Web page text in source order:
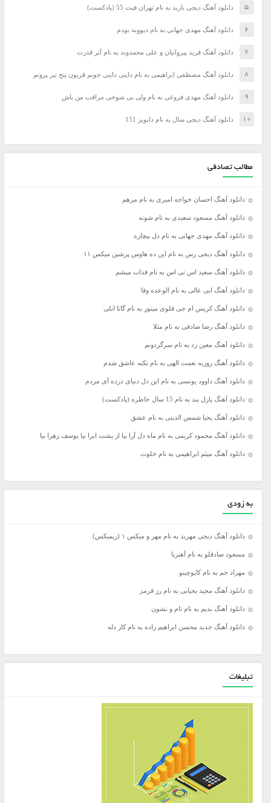
دانلود آهنگ دیجی باربد به نام تهران فیت 55 (پادکست)
دانلود آهنگ مهدی جهانی به نام دیوونه بودم
دانلود آهنگ فرید پیروانیان و علی محمدوند به نام اَبَر قدرت
دانلود آهنگ مصطفی ابراهیمی به نام داینی داینی جونم قربون پنج تیر پرونم
دانلود آهنگ مهدی فروغی به نام ولی بی شوخی مراقب من باش
دانلود آهنگ دیجی سال به نام دابویز 151
مطالب تصادفی
دانلود آهنگ احسان خواجه امیری به نام مرهم
دانلود آهنگ مسعود سعیدی به نام شونه
دانلود آهنگ مهدی جهانی به نام دل بیچاره
دانلود آهنگ دیجی رس به نام این ده هاوس پرشین میکس ۱۱
دانلود آهنگ سعید اس تی اس به نام فدات میشم
دانلود آهنگ ابی عالی به نام الوعده وفا
دانلود آهنگ کریس ام جی فلوی مینور به نام گاتا انلی
دانلود آهنگ رضا صادقی به نام مثلا
دانلود آهنگ معین زد به نام سرگردونم
دانلود آهنگ روزبه نعمت الهی به نام نکنه عاشق شدم
دانلود آهنگ داوود یونسی به نام این دل دنیای درده آی مردم
دانلود آهنگ پازل بند به نام 15 سال خاطره (پادکست)
دانلود آهنگ یحیا شمس الدینی به نام عشق
دانلود آهنگ محمود کریمی به نام ماه دل آرا بیا از پشت ابرا بیا یوسف زهرا بیا
دانلود آهنگ میثم ابراهیمی به نام خلوت
به زودی
دانلود آهنگ دیجی مهربد به نام مهر و میکس ۱ (ریمیکس)
مسعود صادقلو به نام آهنربا
مهراد جم به نام کاپوچینو
دانلود آهنگ مجید یحیایی به نام رز قرمز
دانلود آهنگ ندیم به نام نام و نشون
دانلود آهنگ جدید محسن ابراهیم زاده به نام کار دله
تبلیغات